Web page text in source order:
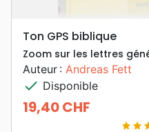
Ton GPS biblique
Zoom sur les lettres
Auteur : Andreas Fett
check Disponible
Prix
19,40 CHF
star star